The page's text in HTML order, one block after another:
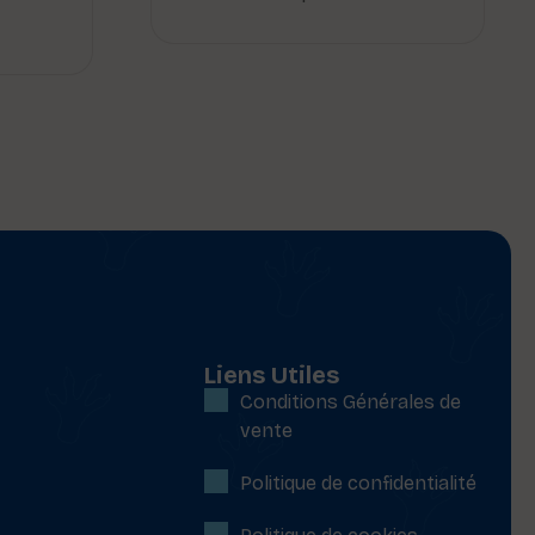
Liens Utiles
Conditions Générales de
vente
Politique de confidentialité